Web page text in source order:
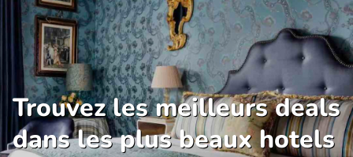
Trouvez les meilleurs deals
dans les plus beaux hotels